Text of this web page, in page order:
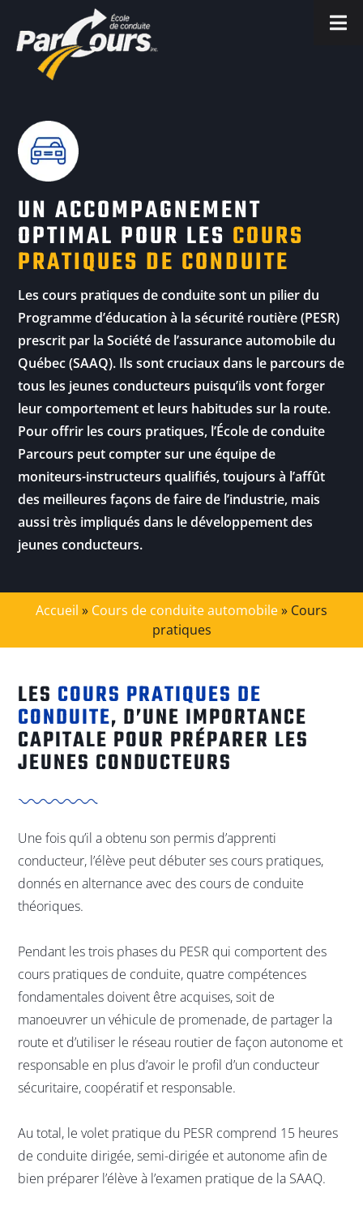
UN ACCOMPAGNEMENT
OPTIMAL POUR LES COURS
PRATIQUES DE CONDUITE
Les cours pratiques de conduite sont un pilier du
Programme d’éducation à la sécurité routière (PESR)
prescrit par la Société de l’assurance automobile du
Québec (SAAQ). Ils sont cruciaux dans le parcours de
tous les jeunes conducteurs puisqu’ils vont forger
leur comportement et leurs habitudes sur la route.
Pour offrir les cours pratiques, l’École de conduite
Parcours peut compter sur une équipe de
moniteurs-instructeurs qualifiés, toujours à l’affût
des meilleures façons de faire de l’industrie, mais
aussi très impliqués dans le développement des
jeunes conducteurs.
Accueil » Cours de conduite automobile» Cours
pratiques
LES COURS PRATIQUES DE
CONDUITE, D’UNE IMPORTANCE
CAPITALE POUR PRÉPARER LES
JEUNES CONDUCTEURS
Une fois qu’il a obtenu son permis d’apprenti
conducteur, l’élève peut débuter ses cours pratiques,
donnés en alternance avec des cours de conduite
théoriques.
Pendant les trois phases du PESR qui comportent des
cours pratiques de conduite, quatre compétences
fondamentales doivent être acquises, soit de
manoeuvrer un véhicule de promenade, de partager la
route et d’utiliser le réseau routier de façon autonome et
responsable en plus d’avoir le profil d’un conducteur
sécuritaire, coopératif et responsable.
Au total, le volet pratique du PESR comprend 15 heures
de conduite dirigée, semi-dirigée et autonome afin de
bien préparer l’élève à l’examen pratique de la SAAQ.